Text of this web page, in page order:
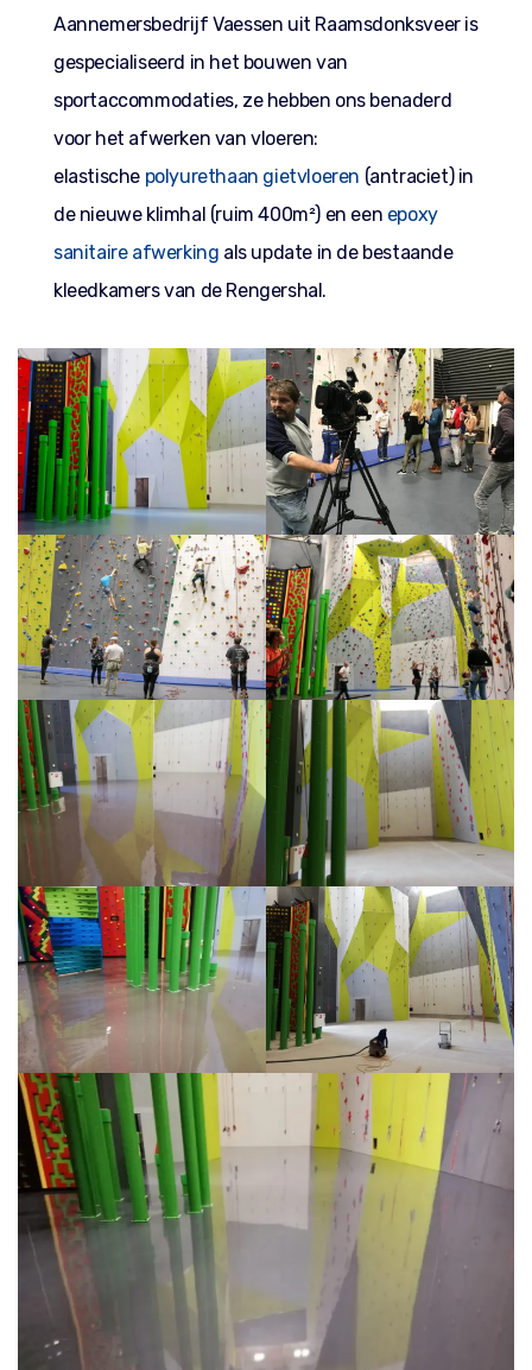
Aannemersbedrijf Vaessen uit Raamsdonksveer is
gespecialiseerd in het bouwen van
sportaccommodaties, ze hebben ons benaderd
voor het afwerken van vloeren:
elastische polyurethaan gietvloeren (antraciet) in
de nieuwe klimhal (ruim 400m²) en een epoxy
sanitaire afwerking als update in de bestaande
kleedkamers van de Rengershal.